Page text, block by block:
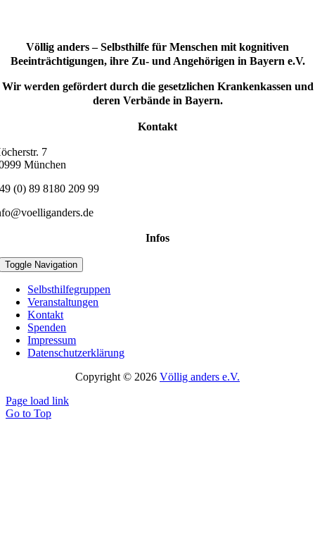
Völlig anders – Selbsthilfe für Menschen mit kognitiven
Beeinträchtigungen, ihre Zu- und Angehörigen in Bayern e.V.
Wir werden gefördert durch die gesetzlichen Krankenkassen und
deren Verbände in Bayern.
Kontakt
7
München
(0) 89 8180 209 99
Infos
Toggle Navigation
Selbsthilfegruppen
Veranstaltungen
Kontakt
Spenden
Impressum
Datenschutzerklärung
Copyright © 2026 Völlig anders e.V.
Page load link
Go to Top